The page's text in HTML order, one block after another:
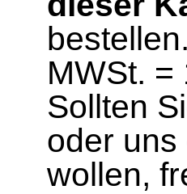
MWSt. =
Sollten
oder
wollen,